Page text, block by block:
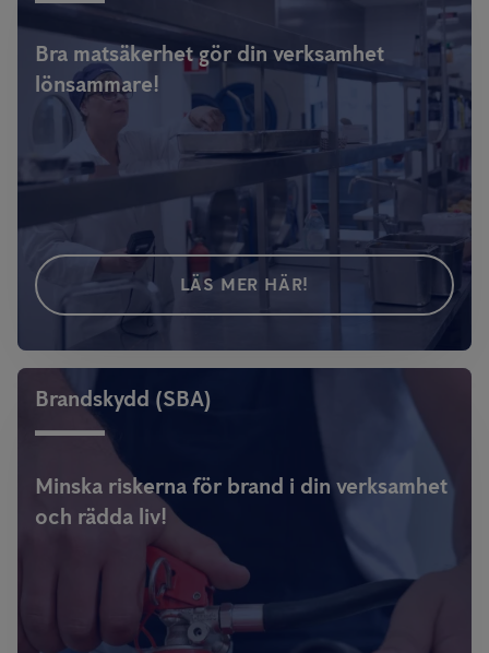
Bra matsäkerhet gör din verksamhet
lönsammare!
LÄS MER HÄR!
Brandskydd (SBA)
Minska riskerna för brand i din verksamhet
och rädda liv!